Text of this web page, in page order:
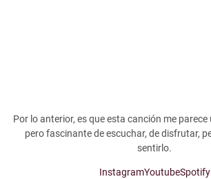
Por lo anterior, es que esta canción me
pero fascinante de escuchar, de disfrutar,
sentirlo.
InstagramYoutubeSpotify